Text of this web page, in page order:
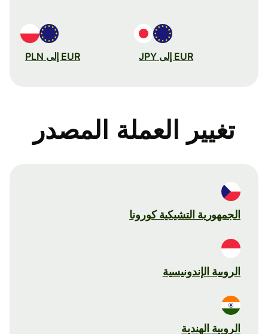
EUR إلى JPY EUR إلى PLN
تغيير العملة المصدر
الجمهورية التشيكية كورونا
الروبية الإندونيسية
الروبية الهندية